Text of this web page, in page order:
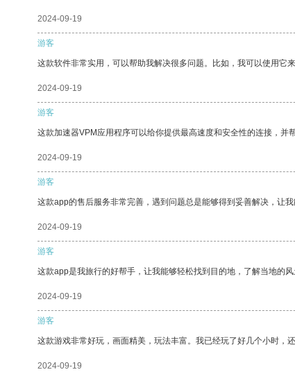
2024-09-19
游客
这款软件非常实用，可以帮助我解决很多问题。比如，我可以使用它
2024-09-19
游客
这款加速器VPM应用程序可以给你提供最高速度和安全性的连接，并
2024-09-19
游客
这款app的售后服务非常完善，遇到问题总是能够得到妥善解决，让我
2024-09-19
游客
这款app是我旅行的好帮手，让我能够轻松找到目的地，了解当地的风
2024-09-19
游客
这款游戏非常好玩，画面精美，玩法丰富。我已经玩了好几个小时，还
2024-09-19